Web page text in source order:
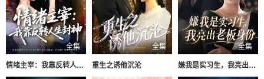
全集
情绪主宰：我靠反转人生封神
全集
重生之诱他沉沦
全集
嫌我是实习生，我亮出老板身份